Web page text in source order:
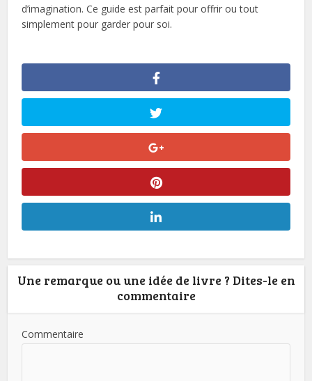
d’imagination. Ce guide est parfait pour offrir ou tout
simplement pour garder pour soi.
Une remarque ou une idée de livre ? Dites-le en
commentaire
Commentaire